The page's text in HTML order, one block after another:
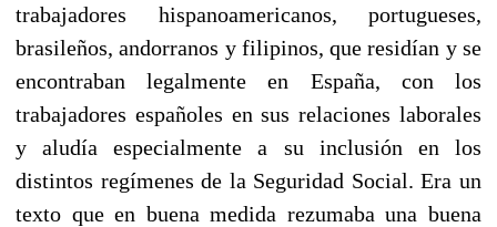
trabajadores hispanoamericanos, portugueses,
brasileños, andorranos y filipinos, que residían y se
encontraban legalmente en España, con los
trabajadores españoles en sus relaciones laborales
y aludía especialmente a su inclusión en los
distintos regímenes de la Seguridad Social. Era un
texto que en buena medida rezumaba una buena